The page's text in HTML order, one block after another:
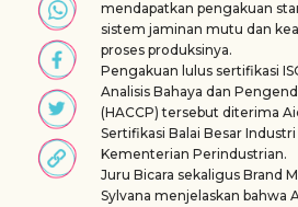
mendapatkan pengakuan
sistem jaminan mutu dan
proses produksinya.
Pengakuan lulus sertifikasi
Analisis Bahaya dan
(HACCP) tersebut diterima
Sertifikasi Balai Besar
Kementerian Perindustrian.
Juru Bicara sekaligus Brand
Sylvana menjelaskan bahwa